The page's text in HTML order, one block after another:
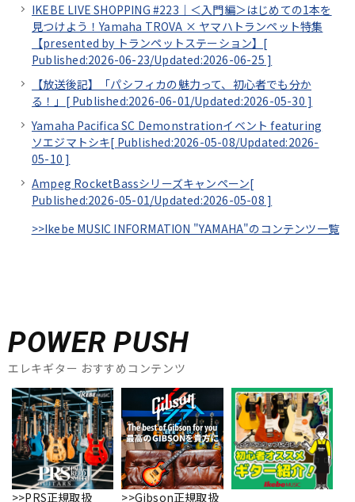
IKEBE LIVE SHOPPING #223｜＜入門編＞はじめての1本を
見つけよう！Yamaha TROVA × ヤマハトランペット特集
【presented by トランペットステーション】[
Published:2026-06-23/Updated:2026-06-25 ]
【放送後記】「パシフィカの魅力って、初心者でも分か
る！」[ Published:2026-06-01/Updated:2026-05-30 ]
Yamaha Pacifica SC Demonstrationイベント featuring
ソエジマトシキ[ Published:2026-05-08/Updated:2026-
05-10 ]
Ampeg RocketBassシリーズキャンペーン[
Published:2026-05-01/Updated:2026-05-08 ]
>>Ikebe MUSIC INFORMATION "YAMAHA"のコンテンツ一覧
POWER PUSH
エレキギター おすすめコンテンツ
>>PRS正規取扱 >>Gibson正規取扱